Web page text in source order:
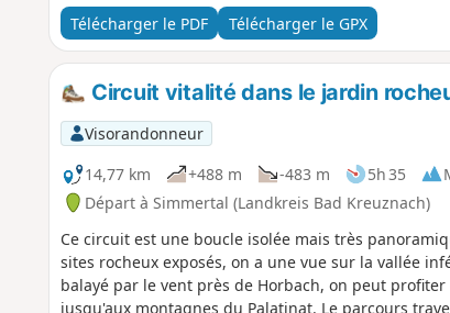
Télécharger le PDF Télécharger le GPX
Circuit vitalité dans le jardin
Visorandonneur
14,77 km
+488 m -483 m 5h 35
Départ à Simmertal (Landkreis Bad Kreuznach)
Ce circuit est une boucle isolée mais très
sites rocheux exposés, on a une vue sur la vallée
balayé par le vent près de Horbach, on peut
jusqu'aux montagnes du Palatinat. Le parcours